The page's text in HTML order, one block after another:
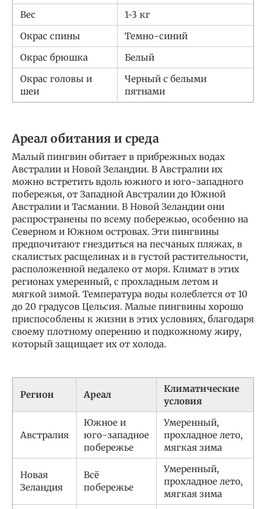
Вес
1-3 кг
Окрас спины
Темно-синий
Окрас брюшка
Белый
Окрас головы и
шеи
Черный с белыми
пятнами
Ареал обитания и среда
Малый пингвин обитает в прибрежных водах
Австралии и Новой Зеландии. В Австралии их
можно встретить вдоль южного и юго-западного
побережья, от Западной Австралии до Южной
Австралии и Тасмании. В Новой Зеландии они
распространены по всему побережью, особенно на
Северном и Южном островах. Эти пингвины
предпочитают гнездиться на песчаных пляжах, в
скалистых расщелинах и в густой растительности,
расположенной недалеко от моря. Климат в этих
регионах умеренный, с прохладным летом и
мягкой зимой. Температура воды колеблется от 10
до 20 градусов Цельсия. Малые пингвины хорошо
приспособлены к жизни в этих условиях, благодаря
своему плотному оперению и подкожному жиру,
который защищает их от холода.
Регион Ареал
Климатические
условия
Австралия
Южное и
юго-западное
побережье
Умеренный,
прохладное лето,
мягкая зима
Новая
Зеландия
Всё
побережье
Умеренный,
прохладное лето,
мягкая зима